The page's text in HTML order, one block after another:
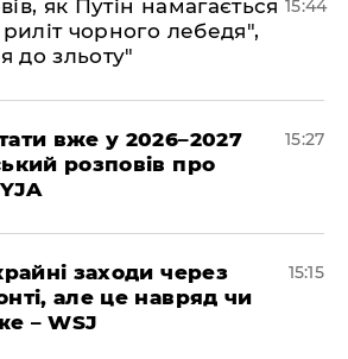
як Путін намагається
чорного лебедя",
до зльоту"
15:44
вже у 2026–2027
розповів про
15:27
заходи через
але це навряд чи
– WSJ
15:15